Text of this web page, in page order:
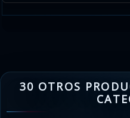
30 OTROS